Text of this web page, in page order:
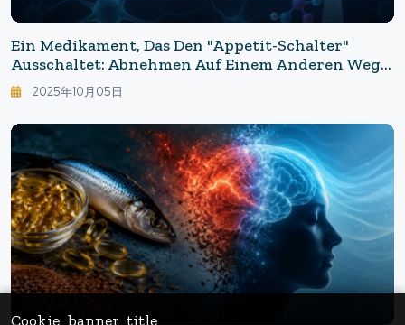
Cookie_banner_title
Ein Medikament, Das Den "Appetit-Schalter"
Ausschaltet: Abnehmen Auf Einem Anderen Weg
Als Mit GLP-1 - Ein Unerwarteter Ansatz Mit Dem
Epilepsiemedikament Topiramat
2025年10月05日